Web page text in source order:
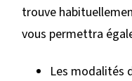
trouve
vous permettra
Les modalités